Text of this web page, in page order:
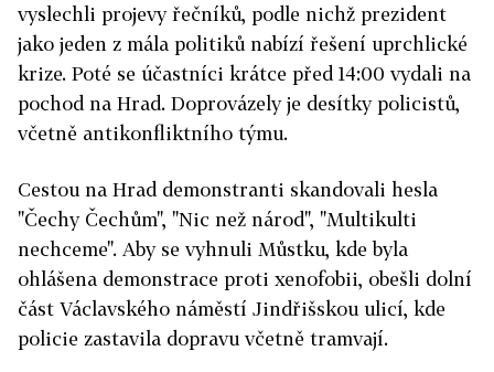
vyslechli projevy řečníků, podle nichž prezident
jako jeden z mála politiků nabízí řešení uprchlické
krize. Poté se účastníci krátce před 14:00 vydali na
pochod na Hrad. Doprovázely je desítky policistů,
včetně antikonfliktního týmu.
Cestou na Hrad demonstranti skandovali hesla
"Čechy Čechům", "Nic než národ", "Multikulti
nechceme". Aby se vyhnuli Můstku, kde byla
ohlášena demonstrace proti xenofobii, obešli dolní
část Václavského náměstí Jindřišskou ulicí, kde
policie zastavila dopravu včetně tramvají.